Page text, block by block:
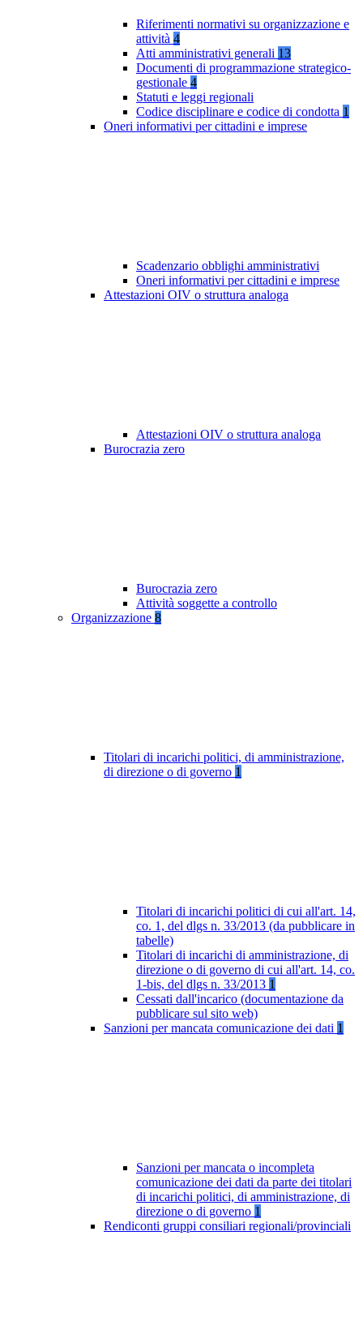
Riferimenti normativi su organizzazione e
attività 4
Atti amministrativi generali 13
Documenti di programmazione strategico-
gestionale 4
Statuti e leggi regionali
Codice disciplinare e codice di condotta 1
Oneri informativi per cittadini e imprese
Scadenzario obblighi amministrativi
Oneri informativi per cittadini e imprese
Attestazioni OIV o struttura analoga
Attestazioni OIV o struttura analoga
Burocrazia zero
Burocrazia zero
Attività soggette a controllo
Organizzazione 8
Titolari di incarichi politici, di amministrazione,
di direzione o di governo 1
Titolari di incarichi politici di cui all'art. 14,
co. 1, del dlgs n. 33/2013 (da pubblicare in
tabelle)
Titolari di incarichi di amministrazione, di
direzione o di governo di cui all'art. 14, co.
1-bis, del dlgs n. 33/2013 1
Cessati dall'incarico (documentazione da
pubblicare sul sito web)
Sanzioni per mancata comunicazione dei dati 1
Sanzioni per mancata o incompleta
comunicazione dei dati da parte dei titolari
di incarichi politici, di amministrazione, di
direzione o di governo 1
Rendiconti gruppi consiliari regionali/provinciali